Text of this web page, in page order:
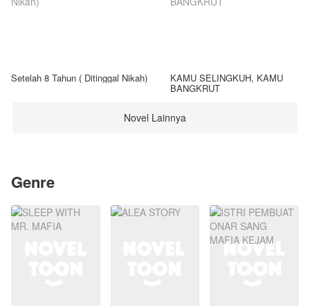
Setelah 8 Tahun ( Ditinggal Nikah) KAMU SELINGKUH, KAMU
BANGKRUT
Novel Lainnya
Genre